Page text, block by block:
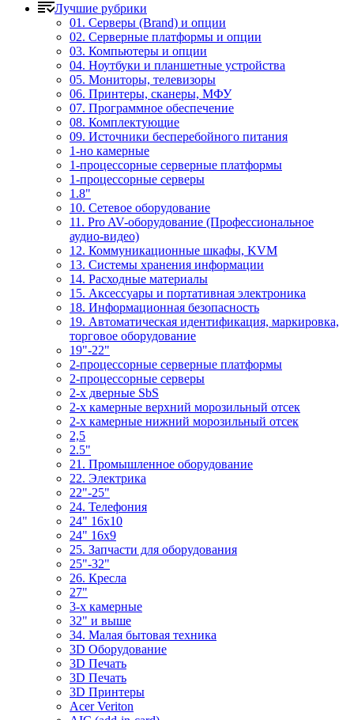
Лучшие рубрики
01. Серверы (Brand) и опции
02. Серверные платформы и опции
03. Компьютеры и опции
04. Ноутбуки и планшетные устройства
05. Мониторы, телевизоры
06. Принтеры, сканеры, МФУ
07. Программное обеспечение
08. Комплектующие
09. Источники бесперебойного питания
1-но камерные
1-процессорные серверные платформы
1-процессорные серверы
1.8"
10. Сетевое оборудование
11. Pro AV-оборудование (Профессиональное
аудио-видео)
12. Коммуникационные шкафы, KVM
13. Системы хранения информации
14. Расходные материалы
15. Аксессуары и портативная электроника
18. Информационная безопасность
19. Автоматическая идентификация, маркировка,
торговое оборудование
19"-22"
2-процессорные серверные платформы
2-процессорные серверы
2-х дверные SbS
2-х камерные верхний морозильный отсек
2-х камерные нижний морозильный отсек
2,5
2.5"
21. Промышленное оборудование
22. Электрика
22"-25"
24. Телефония
24" 16x10
24" 16x9
25. Запчасти для оборудования
25"-32"
26. Кресла
27"
3-x камерные
32" и выше
34. Малая бытовая техника
3D Оборудование
3D Печать
3D Печать
3D Принтеры
Acer Veriton